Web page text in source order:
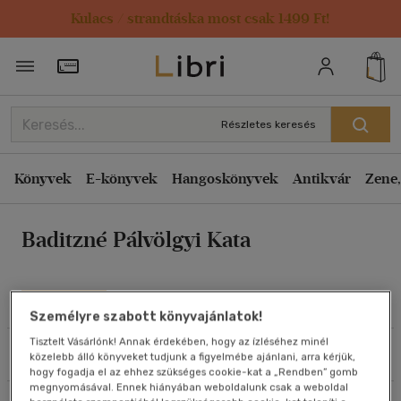
Kulacs / strandtáska most csak 1499 Ft!
Törzsvásárlói Kártya adatai
Részletes keresés
Könyvek E-könyvek Hangoskönyvek Antikvár
Baditzné Pálvölgyi Kata
Művei
Szűrés Rendezés
Rendezés
Kiadás éve szerint csökkenő
Ár szerint csökkenő
Eladott darabszám szerint csökkenő
Cím szerint A-Z
Szerző szerint A-Z
Megjelenítés
Személyre szabott könyvajánlatok!
Tisztelt Vásárlónk! Annak érdekében, hogy az ízléséhez minél
közelebb álló könyveket tudjunk a figyelmébe ajánlani, arra kérjük,
hogy fogadja el az ehhez szükséges cookie-kat a „Rendben” gomb
megnyomásával. Ennek hiányában weboldalunk csak a weboldal